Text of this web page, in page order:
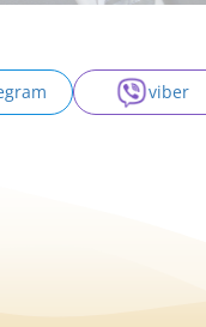
viber